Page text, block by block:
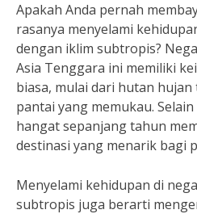
Apakah Anda pernah
rasanya menyelami
dengan iklim subtropis?
Asia Tenggara ini memiliki
biasa, mulai dari hutan
pantai yang memukau.
hangat sepanjang tahun
destinasi yang menarik bagi
Menyelami kehidupan di
subtropis juga berarti